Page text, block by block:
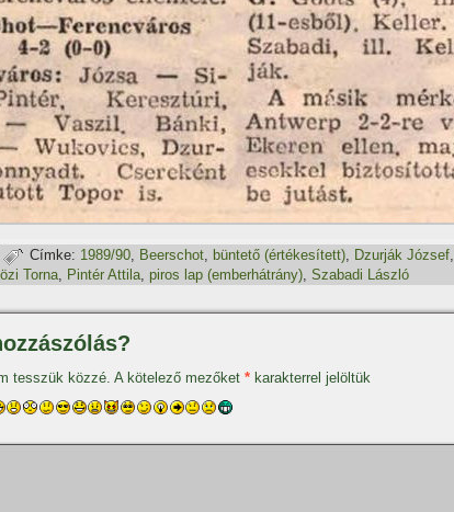
Címke: 1989/90, Beerschot, büntető (értékesí­tett), Dzurják József,
Torna, Pintér Attila, piros lap (emberhátrány), Szabadi László
tesszük közzé. A kötelező mezőket * karakterrel jelöltük